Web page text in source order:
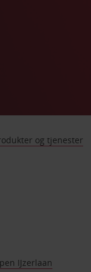
og tjenester
IJzerlaan